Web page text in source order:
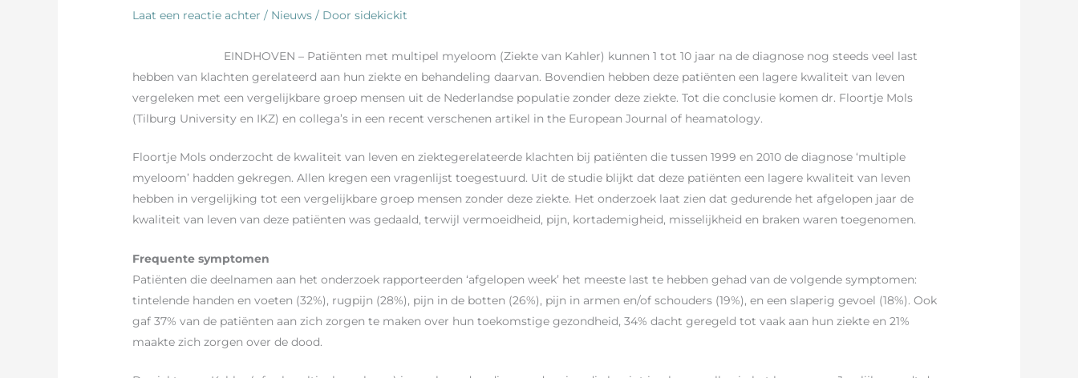
Laat een reactie achter / Nieuws / Doorsidekickit
EINDHOVEN – Patiënten met multipel myeloom (Ziekte van Kahler) kunnen 1 tot 10 jaar na de diagnose nog steeds veel last
hebben van klachten gerelateerd aan hun ziekte en behandeling daarvan. Bovendien hebben deze patiënten een lagere kwaliteit van leven
vergeleken met een vergelijkbare groep mensen uit de Nederlandse populatie zonder deze ziekte. Tot die conclusie komen dr. Floortje Mols
(Tilburg University en IKZ) en collega’s in een recent verschenen artikel in the European Journal of heamatology.
Floortje Mols onderzocht de kwaliteit van leven en ziektegerelateerde klachten bij patiënten die tussen 1999 en 2010 de diagnose ‘multiple
myeloom’ hadden gekregen. Allen kregen een vragenlijst toegestuurd. Uit de studie blijkt dat deze patiënten een lagere kwaliteit van leven
hebben in vergelijking tot een vergelijkbare groep mensen zonder deze ziekte. Het onderzoek laat zien dat gedurende het afgelopen jaar de
kwaliteit van leven van deze patiënten was gedaald, terwijl vermoeidheid, pijn, kortademigheid, misselijkheid en braken waren toegenomen.
Frequente symptomen
Patiënten die deelnamen aan het onderzoek rapporteerden ‘afgelopen week’ het meeste last te hebben gehad van de volgende symptomen:
tintelende handen en voeten (32%), rugpijn (28%), pijn in de botten (26%), pijn in armen en/of schouders (19%), en een slaperig gevoel (18%). Ook
gaf 37% van de patiënten aan zich zorgen te maken over hun toekomstige gezondheid, 34% dacht geregeld tot vaak aan hun ziekte en 21%
maakte zich zorgen over de dood.